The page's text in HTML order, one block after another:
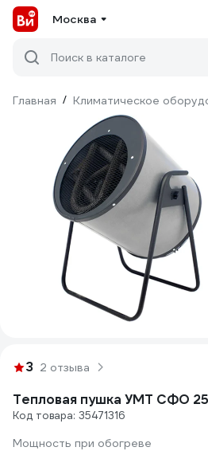
Москва
Поиск в каталоге
Главная / Климатическое
3 2 отзыва
Тепловая пушка УМТ СФО 25
Код товара: 35471316
Мощность при обогреве